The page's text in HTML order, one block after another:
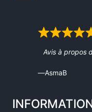
Rated
Avis à propos
AsmaB